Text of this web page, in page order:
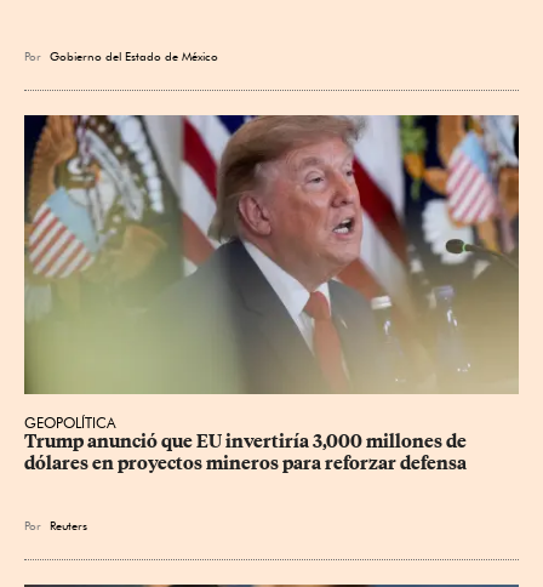
Por Gobierno del Estado de México
GEOPOLÍTICA
Trump anunció que EU invertiría 3,000 millones de
dólares en proyectos mineros para reforzar defensa
Por Reuters